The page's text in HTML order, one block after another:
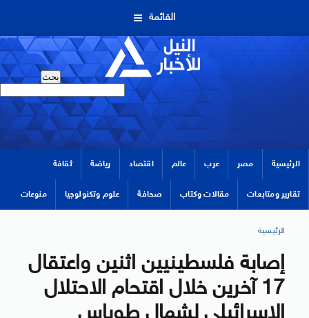
القائمة
الرئيسية مصر عرب عالم اقتصاد رياضة ثقافة
تقارير ومتابعات مقالات وكتاب صحافة علوم وتكنولوجيا منوعات
الرئيسية
إصابة فلسطينيين اثنين واعتقال
17 آخرين خلال اقتحام الاحتلال